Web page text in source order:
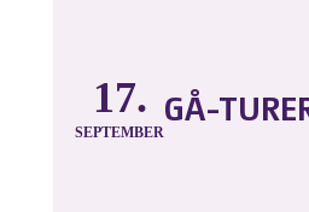
17.
SEPTEMBER
GÅ-